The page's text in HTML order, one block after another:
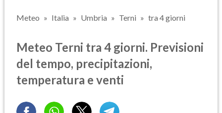
Meteo Italia Umbria Terni tra 4 giorni
Meteo Terni tra 4 giorni. Previsioni
del tempo, precipitazioni,
temperatura e venti